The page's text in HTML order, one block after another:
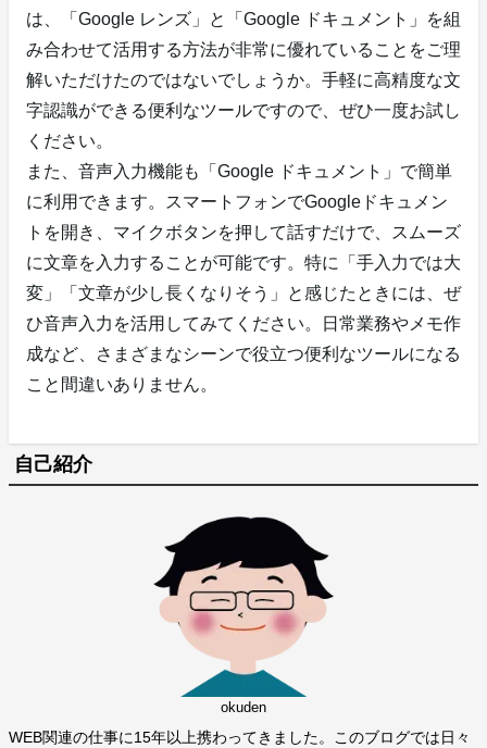
は、「Google レンズ」と「Google ドキュメント」を組
み合わせて活用する方法が非常に優れていることをご理
解いただけたのではないでしょうか。手軽に高精度な文
字認識ができる便利なツールですので、ぜひ一度お試し
ください。
また、音声入力機能も「Google ドキュメント」で簡単
に利用できます。スマートフォンでGoogleドキュメン
トを開き、マイクボタンを押して話すだけで、スムーズ
に文章を入力することが可能です。特に「手入力では大
変」「文章が少し長くなりそう」と感じたときには、ぜ
ひ音声入力を活用してみてください。日常業務やメモ作
成など、さまざまなシーンで役立つ便利なツールになる
こと間違いありません。
自己紹介
okuden
WEB関連の仕事に15年以上携わってきました。このブログでは日々